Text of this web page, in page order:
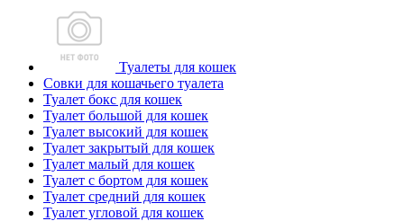
Туалеты для кошек
Совки для кошачьего туалета
Туалет бокс для кошек
Туалет большой для кошек
Туалет высокий для кошек
Туалет закрытый для кошек
Туалет малый для кошек
Туалет с бортом для кошек
Туалет средний для кошек
Туалет угловой для кошек